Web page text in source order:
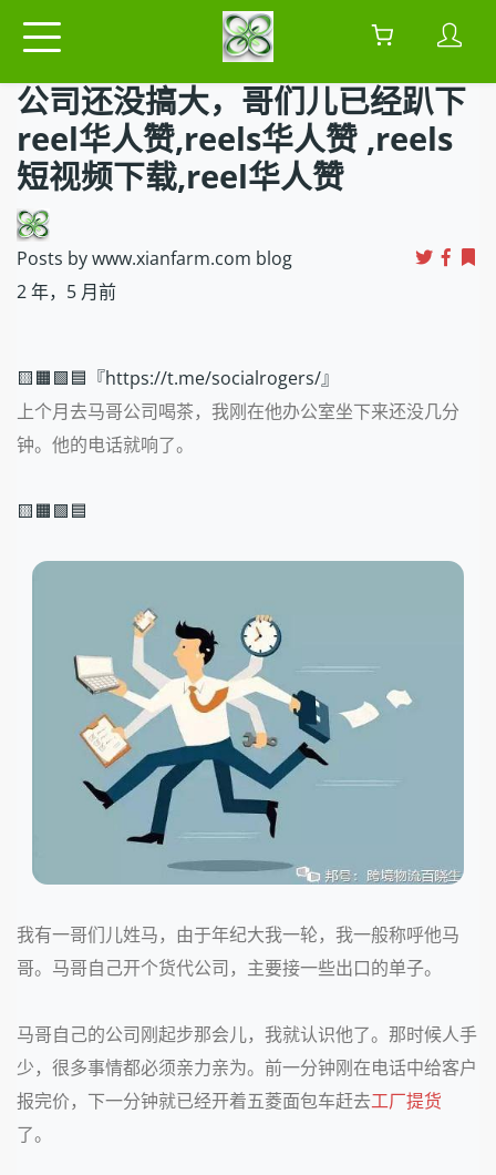
公司还没搞大，哥们儿已经趴下
reel华人赞,reels华人赞 ,reels
短视频下载,reel华人赞
Posts by www.xianfarm.com blog
2 年，5 月前
🟨🟧🟩🟦『https://t.me/socialrogers/』
上个月去马哥公司喝茶，我刚在他办公室坐下来还没几分
钟。他的电话就响了。
🟨🟧🟩🟦
我有一哥们儿姓马，由于年纪大我一轮，我一般称呼他马
哥。马哥自己开个货代公司，主要接一些出口的单子。
马哥自己的公司刚起步那会儿，我就认识他了。那时候人手
少，很多事情都必须亲力亲为。前一分钟刚在电话中给客户
报完价，下一分钟就已经开着五菱面包车赶去工厂提货
了。